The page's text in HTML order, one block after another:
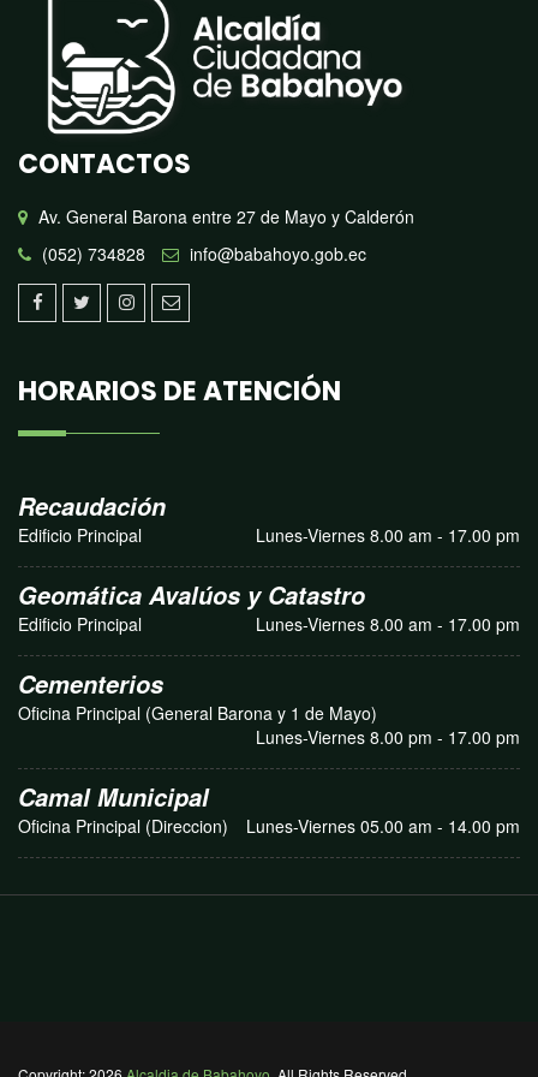
CONTACTOS
Av. General Barona entre 27 de Mayo y Calderón
(052) 734828
info@babahoyo.gob.ec
HORARIOS DE ATENCIÓN
Recaudación
Edificio Principal Lunes-Viernes 8.00 am - 17.00 pm
Geomática Avalúos y Catastro
Edificio Principal Lunes-Viernes 8.00 am - 17.00 pm
Cementerios
Oficina Principal (General Barona y 1 de Mayo)
Lunes-Viernes 8.00 pm - 17.00 pm
Camal Municipal
Oficina Principal (Direccion) Lunes-Viernes 05.00 am - 14.00 pm